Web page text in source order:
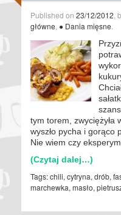
Published on 23/12/2012 ,
główne ● Dania mięsne
tym torem, zwyciężyła
wyszło pycha i gorąco
Nie wiem czy
(Czytaj dalej…)
Tags:chili, cytryna, drób,
marchewka, masło,